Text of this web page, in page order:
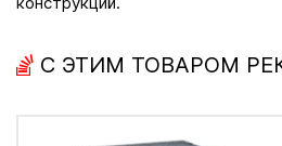
С ЭТИМ ТОВАРОМ